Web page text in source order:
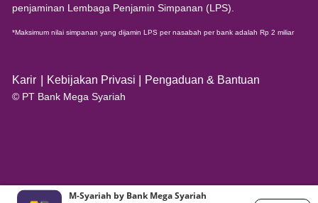
penjaminan Lembaga Penjamin Simpanan (LPS).
*Maksimum nilai simpanan yang dijamin LPS per nasabah per bank adalah Rp 2 miliar
Karir Kebijakan Privasi Pengaduan & Bantuan
© PT Bank Mega Syariah